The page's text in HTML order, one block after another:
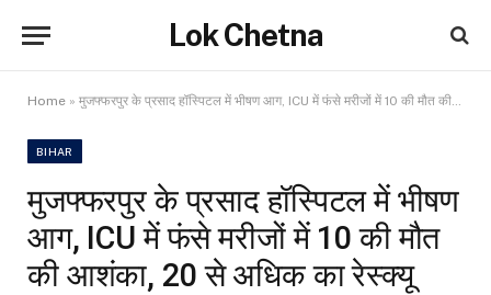
Lok Chetna
Home » मुजफ्फरपुर के प्रसाद हॉस्पिटल में भीषण आग, ICU में फंसे मरीजों में 10 की मौत की आशंका, 20 से अधिक का रेस्क्यू
BIHAR
मुजफ्फरपुर के प्रसाद हॉस्पिटल में भीषण
आग, ICU में फंसे मरीजों में 10 की मौत
की आशंका, 20 से अधिक का रेस्क्यू